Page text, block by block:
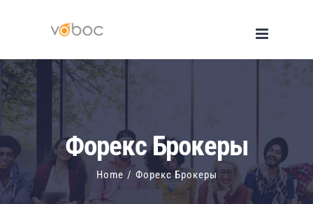
content
Форекс Брокеры
Home / Форекс Брокеры